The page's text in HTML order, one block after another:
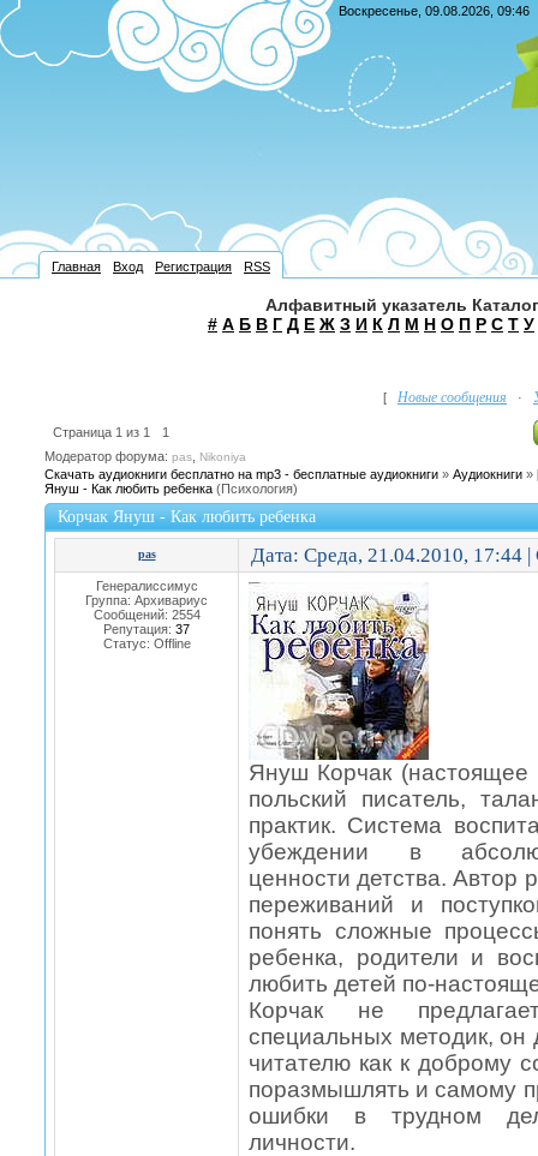
Воскресенье, 09.08.2026, 09:46
Главная Вход Регистрация RSS
Алфавитный указатель
# А Б В Г Д Е Ж З И К Л М Н О П Р С Т У
[ Новые сообщения ·
Страница 1 из 1
1
Модератор форума: pas Nikoniya
Скачать аудиокниги бесплатно на mp3 - бесплатные аудиокниги » Аудиокниги »
Януш - Как любить ребенка (Психология)
Корчак Януш - Как любить ребенка
pas Дата: Среда, 21.04.2010, 17:44
Генералиссимус
Группа: Архивариус
Сообщений: 2554
Репутация: 37
Статус: Offline
Януш Корчак
польский писатель,
практик. Система
убеждении в
ценности детства. Автор
переживаний и
понять сложные
ребенка, родители и
любить детей по-
Корчак не
специальных методик, он
читателю как к доброму
поразмышлять и самому
ошибки в трудном
личности.